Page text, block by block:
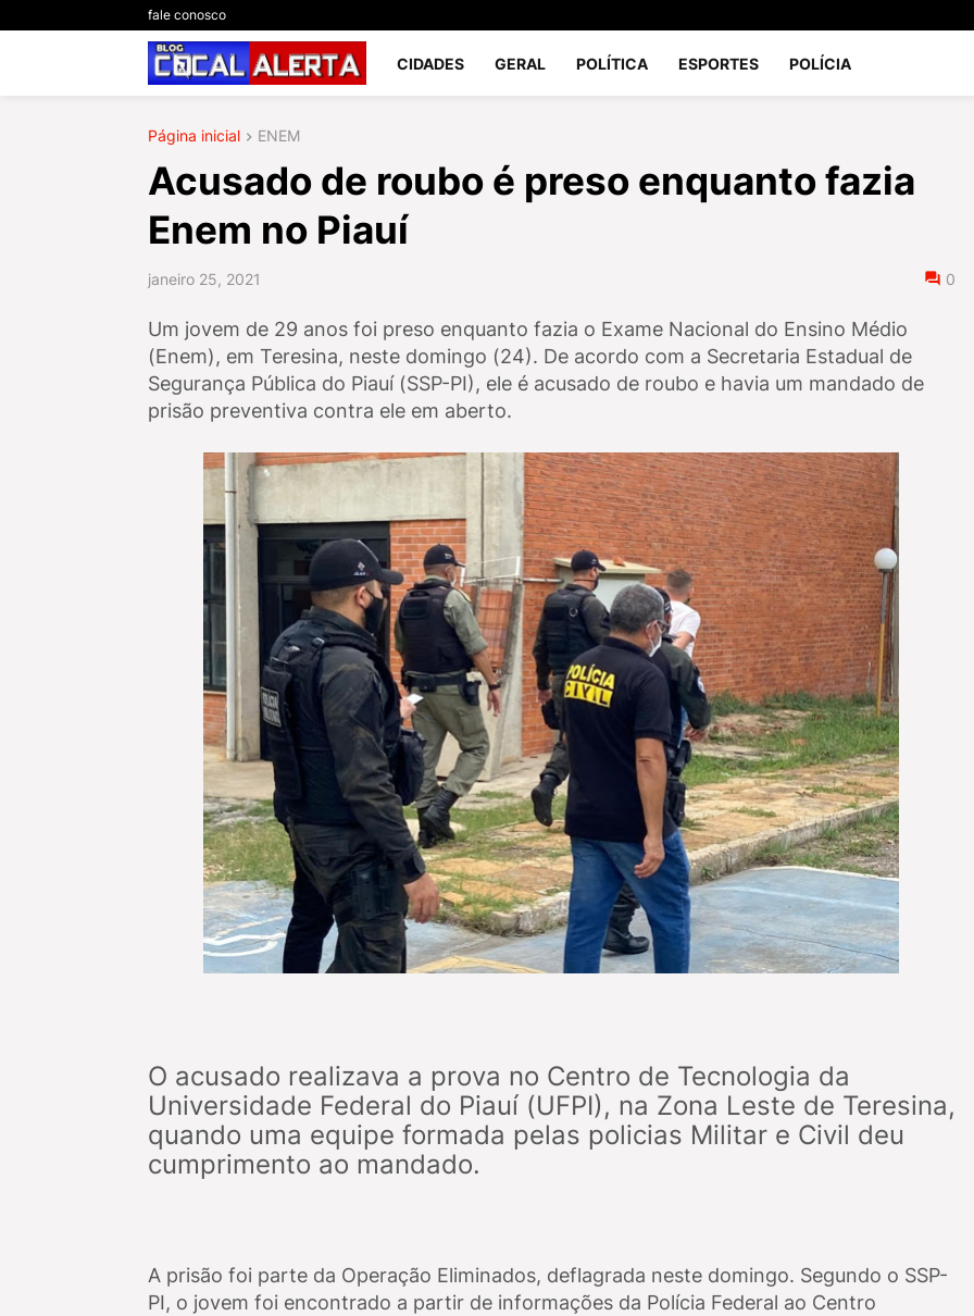
fale conosco
CIDADES GERAL POLÍTICA ESPORTES POLÍCIA
Página inicial ENEM
Acusado de roubo é preso enquanto fazia
Enem no Piauí
janeiro 25, 2021 0
Um jovem de 29 anos foi preso enquanto fazia o Exame Nacional do Ensino Médio
(Enem), em Teresina, neste domingo (24). De acordo com a Secretaria Estadual de
Segurança Pública do Piauí (SSP-PI), ele é acusado de roubo e havia um mandado de
prisão preventiva contra ele em aberto.
O acusado realizava a prova no Centro de Tecnologia da
Universidade Federal do Piauí (UFPI), na Zona Leste de Teresina,
quando uma equipe formada pelas policias Militar e Civil deu
cumprimento ao mandado.
A prisão foi parte da Operação Eliminados, deflagrada neste domingo. Segundo o SSP-
PI, o jovem foi encontrado a partir de informações da Polícia Federal ao Centro